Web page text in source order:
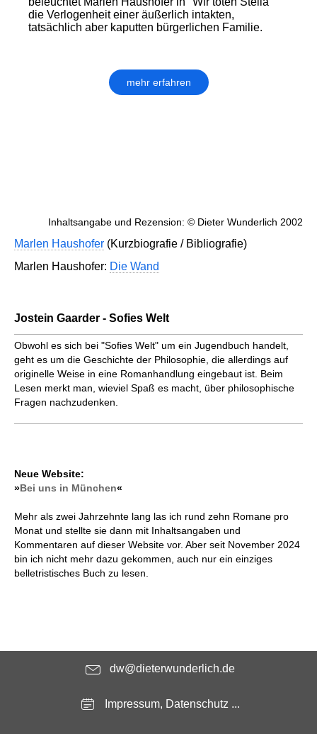
die Verlogenheit einer äußerlich intakten,
tatsächlich aber kaputten bürgerlichen Familie.
mehr erfahren
Inhaltsangabe und Rezension: © Dieter Wunderlich 2002
Marlen Haushofer (Kurzbiografie / Bibliografie)
Marlen Haushofer: Die Wand
Jostein Gaarder - Sofies Welt
Obwohl es sich bei "Sofies Welt" um ein Jugendbuch handelt,
geht es um die Geschichte der Philosophie, die allerdings auf
originelle Weise in eine Romanhandlung eingebaut ist. Beim
Lesen merkt man, wieviel Spaß es macht, über philosophische
Fragen nachzudenken.
Neue Website:
»Bei uns in München«
Mehr als zwei Jahrzehnte lang las ich rund zehn Romane pro
Monat und stellte sie dann mit Inhaltsangaben und
Kommentaren auf dieser Website vor. Aber seit November 2024
bin ich nicht mehr dazu gekommen, auch nur ein einziges
belletristisches Buch zu lesen.
dw@dieterwunderlich.de
Impressum, Datenschutz ...